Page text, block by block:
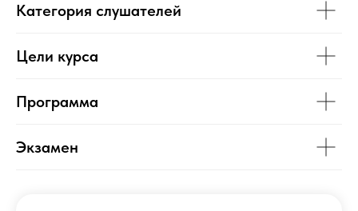
Категория слушателей
Цели курса
Программа
Экзамен